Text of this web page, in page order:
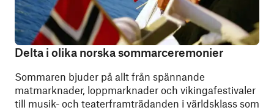
Delta i olika norska sommarceremonier
Sommaren bjuder på allt från spännande
matmarknader, loppmarknader och vikingafestivaler
till musik- och teaterframträdanden i världsklass som